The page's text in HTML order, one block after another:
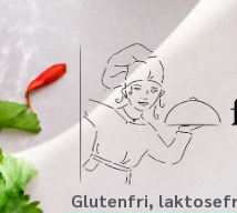
Glutenfri,